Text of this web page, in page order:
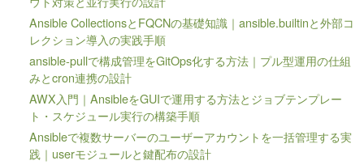
Ansible CollectionsとFQCNの基礎知識｜ansible.builtinと外部コ
レクション導入の実践手順
ansible-pullで構成管理をGitOps化する方法｜プル型運用の仕組
みとcron連携の設計
AWX入門｜AnsibleをGUIで運用する方法とジョブテンプレー
ト・スケジュール実行の構築手順
Ansibleで複数サーバーのユーザーアカウントを一括管理する実
践｜userモジュールと鍵配布の設計